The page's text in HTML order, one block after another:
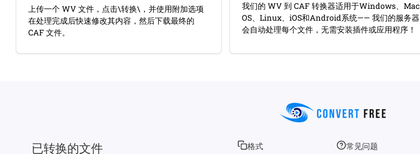
上传一个 WV 文件，点击\转换\，并使用附加选项
在处理完成后快速修改其内容，然后下载最终的
CAF 文件。
我们的 WV 到 CAF 转换器适用于Windows、Mac
OS、Linux、iOS和Android系统—— 我们的服务器
会自动处理每个文件，无需安装插件或应用程序！
已转换的文件 格式 常见问题